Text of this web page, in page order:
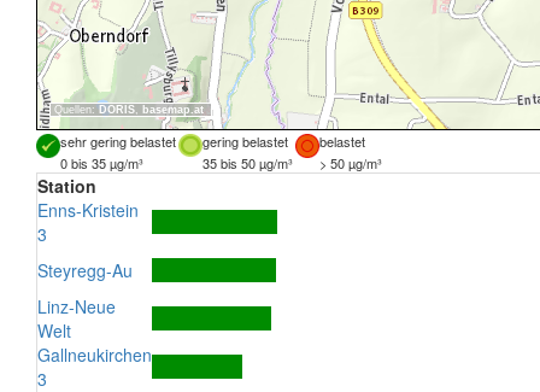
Quellen: DORIS, basemap.at
sehr gering belastet gering belastet
belastet
0 bis 35 µg/m³
35 bis 50 µg/m³ > 50 µg/m³
Station
Enns-Kristein
3
Steyregg-Au
Linz-Neue
Welt
Gallneukirchen
3